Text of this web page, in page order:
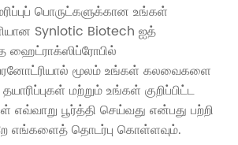
பொருட்களுக்கான உங்கள்
Synlotic Biotech ஐத்
ஹைட்ராக்ஸிப்ரோபில்
மூலம் உங்கள் கலவைகளை
மற்றும் உங்கள் குறிப்பிட்ட
பூர்த்தி செய்வது என்பது பற்றி
எங்களைத் தொடர்பு கொள்ளவும்.